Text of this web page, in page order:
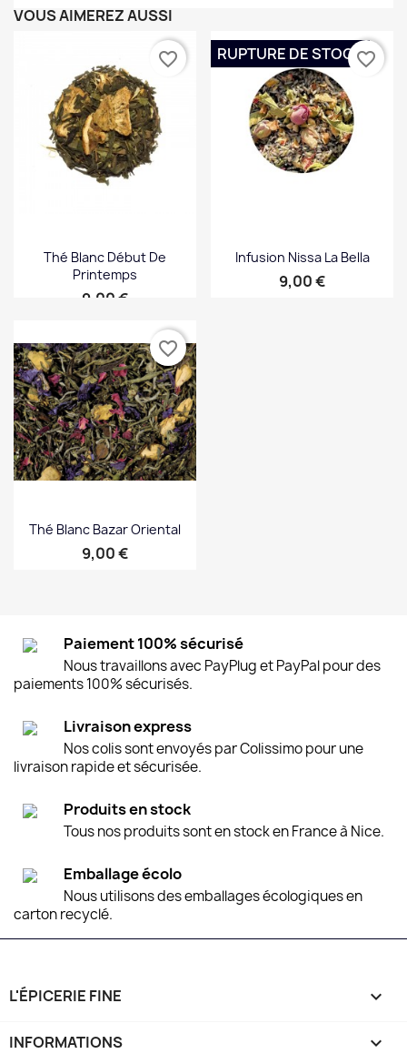
VOUS AIMEREZ AUSSI
Thé Blanc Début De
Printemps
Prix
9,00 €
favorite_border
Infusion Nissa La Bella
Prix
9,00 €
RUPTURE DE STOCKfavorite_border
Thé Blanc Bazar Oriental
Prix
9,00 €
favorite_border
Paiement 100% sécurisé
Nous travaillons avec PayPlug et PayPal pour des
paiements 100% sécurisés.
Livraison express
Nos colis sont envoyés par Colissimo pour une
livraison rapide et sécurisée.
Produits en stock
Tous nos produits sont en stock en France à Nice.
Emballage écolo
Nous utilisons des emballages écologiques en
carton recyclé.
L'ÉPICERIE FINE 
INFORMATIONS 